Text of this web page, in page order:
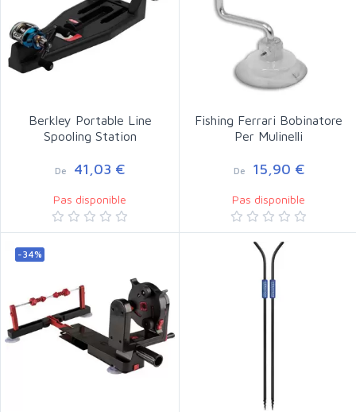
Berkley Portable Line
Spooling Station
De 41,03 €
Pas disponible
Fishing Ferrari Bobinatore
Per Mulinelli
De 15,90 €
Pas disponible
-34%